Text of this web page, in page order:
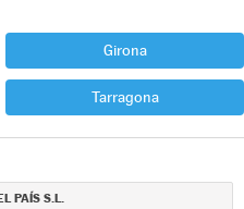
Girona
Tarragona
PAÍS S.L.